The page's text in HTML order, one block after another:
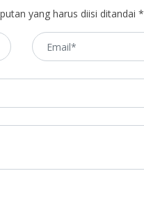
yang harus diisi ditandai *